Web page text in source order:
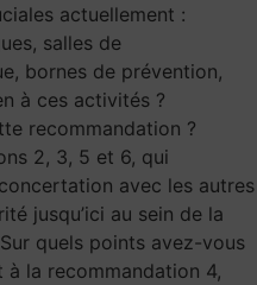
actuellement :
salles de
bornes de prévention,
à ces activités ?
recommandation ?
2, 3, 5 et 6, qui
avec les autres
jusqu’ici au sein de la
quels points avez-vous
à la recommandation 4,